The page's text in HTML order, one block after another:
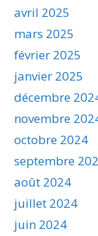
avril 2025
mars 2025
février 2025
janvier 2025
décembre
novembre
octobre 2024
septembre
août 2024
juillet 2024
juin 2024